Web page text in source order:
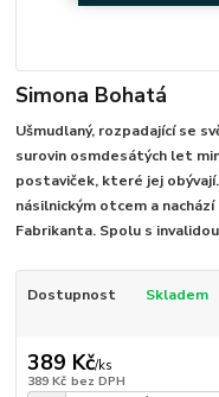
Simona Bohatá
Ušmudlaný, rozpadající se
surovin osmdesátých let
postaviček, které jej
násilnickým otcem a
Fabrikanta. Spolu s
Dostupnost Skladem
389 Kč/ks
389 Kč bez DPH